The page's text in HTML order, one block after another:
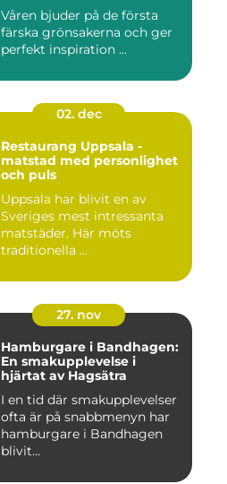
Våren bjuder på de första
färska grönsakerna och ger
perfekt inspiration ...
02. dec
Restaurang Uppsala -
matstad med personlighet
och puls
Uppsala har blivit en av
Sveriges mest intressanta
matstäder. Här möts
traditionella ...
27. nov
Hamburgare i Bandhagen:
En smakupplevelse i
hjärtat av Hagsätra
I en tid där smakupplevelser
ofta är på snabbmenyn har
hamburgare i Bandhagen
blivit...